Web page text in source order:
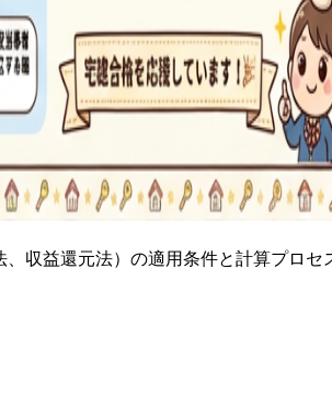
収益還元法）の適用条件と計算プロセ